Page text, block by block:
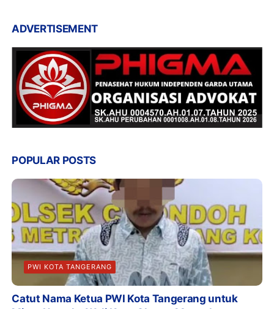
ADVERTISEMENT
POPULAR POSTS
PWI KOTA TANGERANG
Catut Nama Ketua PWI Kota Tangerang untuk